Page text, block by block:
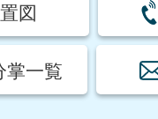
図
掌一覧